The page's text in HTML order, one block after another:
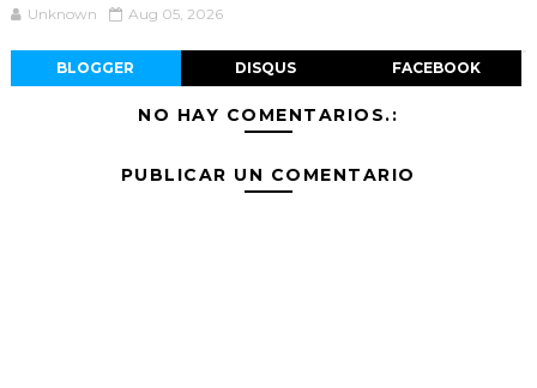
Unknown Aug 05, 2026
BLOGGER DISQUS FACEBOOK
NO HAY COMENTARIOS.:
PUBLICAR UN COMENTARIO